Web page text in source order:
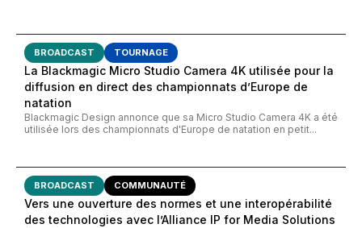
BROADCAST TOURNAGE
La Blackmagic Micro Studio Camera 4K utilisée pour la
diffusion en direct des championnats d’Europe de
natation
Blackmagic Design annonce que sa Micro Studio Camera 4K a été
utilisée lors des championnats d'Europe de natation en petit...
BROADCAST COMMUNAUTÉ
Vers une ouverture des normes et une interopérabilité
des technologies avec l’Alliance IP for Media Solutions